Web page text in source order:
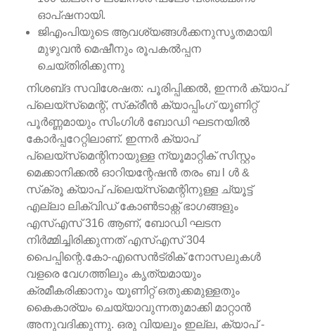
ഓപ്ഷനായി.
ജി‌എം‌പിയുടെ ആവശ്യങ്ങൾക്കനുസൃതമായി
മുഴുവൻ മെഷീനും രൂപകൽപ്പന
ചെയ്‌തിരിക്കുന്നു
നിശബ്‌ദ സവിശേഷത: പൂരിപ്പിക്കൽ, ഇന്നർ ക്യാപ്
പ്ലെയ്‌സ്‌മെന്റ്, സ്‌ക്രീൻ ക്യാപ്പിംഗ് യൂണിറ്റ്
പൂർണ്ണമായും സിംഗിൾ ബോഡി ഘടനയിൽ
കോർപ്പറേറ്റിലാണ്. ഇന്നർ ക്യാപ്
പ്ലെയ്‌സ്‌മെന്റിനായുള്ള ന്യൂമാറ്റിക് സിസ്റ്റം
മെക്കാനിക്കൽ ഓറിയന്റേഷൻ തരം ബ l ൾ &
സ്‌ക്രൂ ക്യാപ് പ്ലെയ്‌സ്‌മെന്റിനുള്ള ച്യൂട്ട്
എല്ലാ ലിക്വിഡ് കോൺടാക്റ്റ് ഭാഗങ്ങളും
എസ്എസ് 316 ആണ്, ബോഡി ഘടന
നിർമ്മിച്ചിരിക്കുന്നത് എസ്എസ് 304
പൈപ്പിന്റെ.കോ-എസെൻട്രിക് നോസലുകൾ
വളരെ വേഗത്തിലും കൃത്യമായും
ക്രമീകരിക്കാനും യൂണിറ്റ് ഒതുക്കമുള്ളതും
കൈകാര്യം ചെയ്യാവുന്നതുമാക്കി മാറ്റാൻ
അനുവദിക്കുന്നു. ഒരു വിയലും ഇല്ല, ക്യാപ് -